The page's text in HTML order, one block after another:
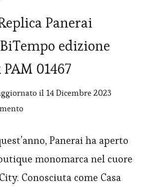
Panerai
edizione
01467
il 14 Dicembre 2023
Replica Panerai ha aperto
monomarca nel cuore
Conosciuta come Casa